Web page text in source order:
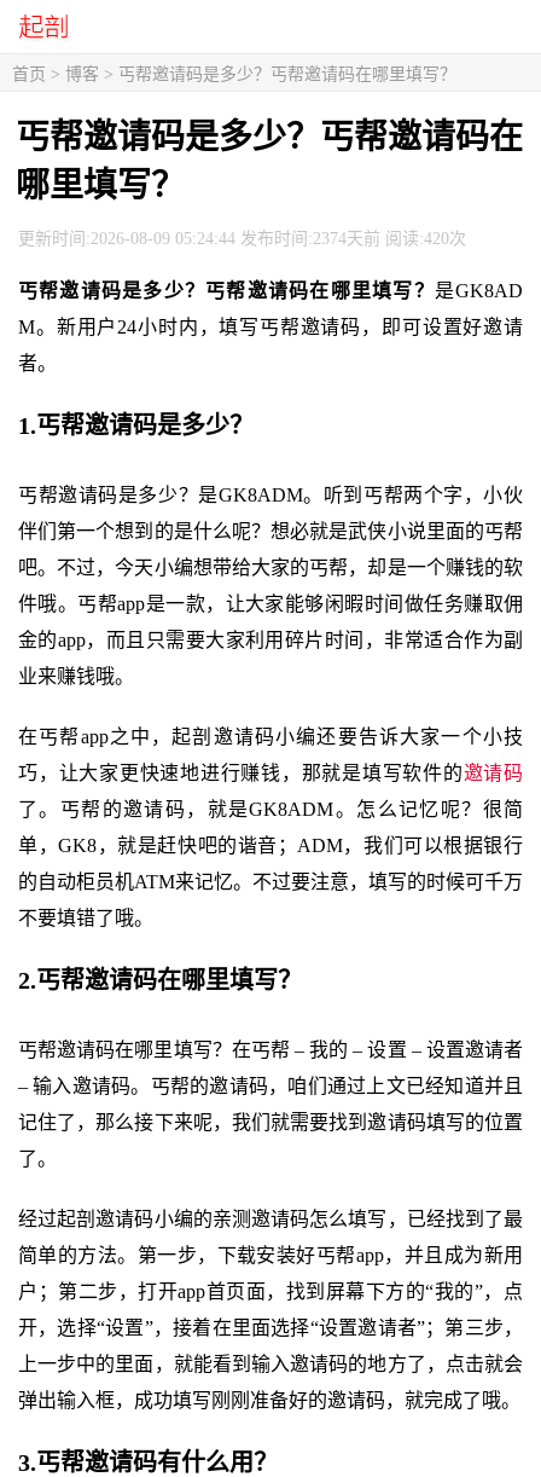
首页 > 博客 > 丐帮邀请码是多少？丐帮邀请码在哪里填写？
丐帮邀请码是多少？丐帮邀请码在
哪里填写？
更新时间:2026-08-09 05:24:44 发布时间:2374天前 阅读:420次
丐帮邀请码是多少？丐帮邀请码在哪里填写？ 是GK8AD
M。新用户24小时内，填写丐帮邀请码，即可设置好邀请
者。
1.丐帮邀请码是多少？
丐帮邀请码是多少？是GK8ADM。听到丐帮两个字，小伙
伴们第一个想到的是什么呢？想必就是武侠小说里面的丐帮
吧。不过，今天小编想带给大家的丐帮，却是一个赚钱的软
件哦。丐帮app是一款，让大家能够闲暇时间做任务赚取佣
金的app，而且只需要大家利用碎片时间，非常适合作为副
业来赚钱哦。
在丐帮app之中，起剖邀请码小编还要告诉大家一个小技
巧，让大家更快速地进行赚钱，那就是填写软件的邀请码
了。丐帮的邀请码，就是GK8ADM。怎么记忆呢？很简
单，GK8，就是赶快吧的谐音；ADM，我们可以根据银行
的自动柜员机ATM来记忆。不过要注意，填写的时候可千万
不要填错了哦。
2.丐帮邀请码在哪里填写？
丐帮邀请码在哪里填写？在丐帮 – 我的 – 设置 – 设置邀请者
– 输入邀请码。丐帮的邀请码，咱们通过上文已经知道并且
记住了，那么接下来呢，我们就需要找到邀请码填写的位置
了。
经过起剖邀请码小编的亲测邀请码怎么填写，已经找到了最
简单的方法。第一步，下载安装好丐帮app，并且成为新用
户；第二步，打开app首页面，找到屏幕下方的“我的”，点
开，选择“设置”，接着在里面选择“设置邀请者”；第三步，
上一步中的里面，就能看到输入邀请码的地方了，点击就会
弹出输入框，成功填写刚刚准备好的邀请码，就完成了哦。
3.丐帮邀请码有什么用？